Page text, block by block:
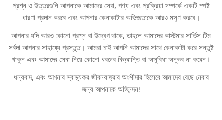
প্রশ্ন ও উত্তরগুলি আপনাকে আমাদের সেবা, পণ্য এবং প্রক্রিয়া সম্পর্কে একটি স্পষ্ট
ধারণা প্রদান করবে এবং আপনার কেনাকাটার অভিজ্ঞতাকে আরও মসৃণ করবে।
আপনার যদি আরও কোনো প্রশ্ন বা উদ্বেগ থাকে, তাহলে আমাদের কাস্টমার সার্ভিস টিম
সর্বদা আপনার সাহায্যে প্রস্তুত। আমরা চাই আপনি আমাদের সাথে কেনাকাটা করে সন্তুষ্ট
থাকুন এবং আমাদের সেবা নিয়ে কোনো ধরনের বিভ্রান্তি বা অসুবিধা অনুভব না করেন।
ধন্যবাদ, এবং আপনার স্বাস্থ্যকর জীবনযাত্রার অংশীদার হিসেবে আমাদের বেছে নেবার
জন্য আপনাকে অভিনন্দন!